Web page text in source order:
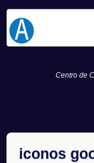
Centro de
iconos